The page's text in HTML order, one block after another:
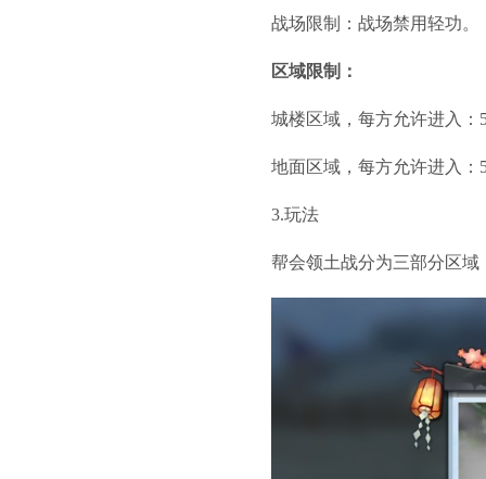
战场限制：战场禁用轻功。
区域限制：
城楼区域，每方允许进入
地面区域，每方允许进入：
3.玩法
帮会领土战分为三部分区